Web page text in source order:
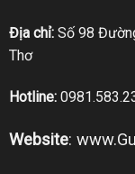
Địa chỉ:Số 98
Thơ
Hotline:
Website: